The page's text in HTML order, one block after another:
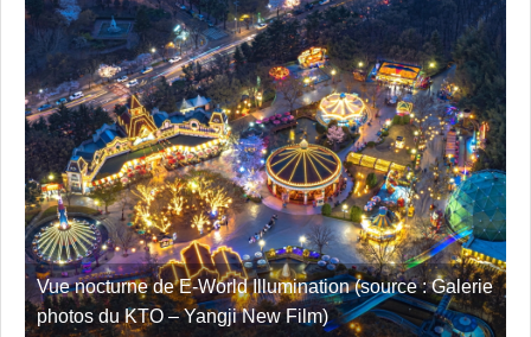
Vue nocturne de E-World Illumination (source : Galerie
photos du KTO – Yangji New Film)